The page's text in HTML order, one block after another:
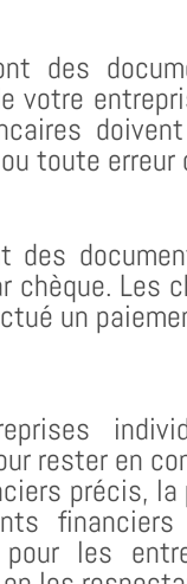
des
votre
toute
des
chèque. Les
un
rester en
précis,
les